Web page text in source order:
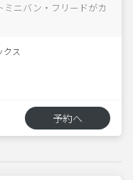
ニバン・フリードがカ
クス
予約へ